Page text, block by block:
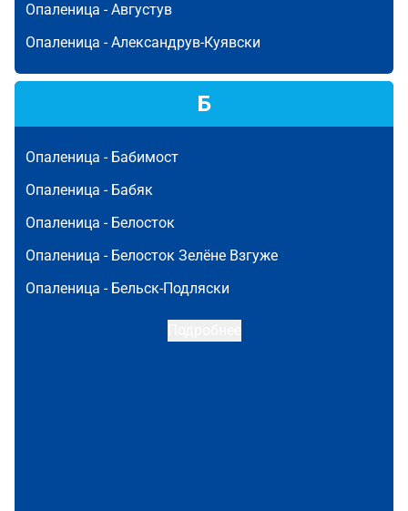
Опаленица -Августув
Опаленица -Александрув-Куявски
Б
Опаленица - Бабимост
Опаленица - Бабяк
Опаленица - Белосток
Опаленица - Белосток Зелёне Взгуже
Опаленица - Бельск-Подляски